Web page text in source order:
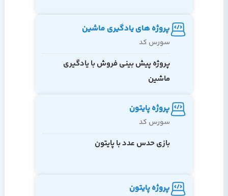
پروژه های یادگیری ماشین
سورس کد
پروژه پیش بینی فروش با یادگیری
ماشین
پروژه پایتون
سورس کد
بازی حدس عدد با پایتون
پروژه پایتون